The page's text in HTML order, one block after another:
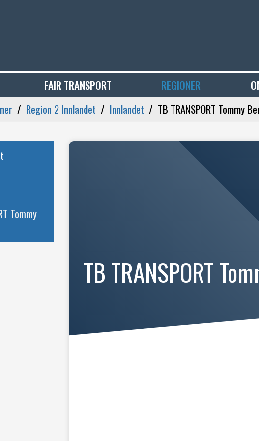
FAIR TRANSPORT REGIONER
Region 2 Innlandet Innlandet TB TRANSPORT Tommy
Tommy
TB TRANSPORT